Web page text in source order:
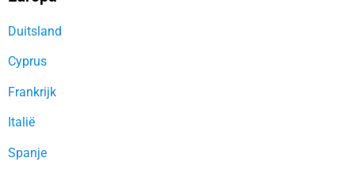
Duitsland
Cyprus
Frankrijk
Italië
Spanje